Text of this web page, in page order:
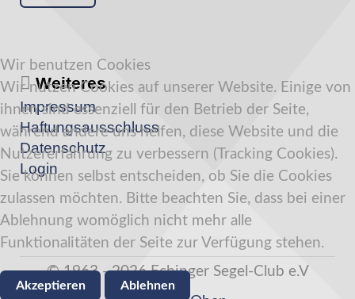
Weiteres
Impressum
Haftungsausschluss
Datenschutz
Login
© 1963 - 2026 Echinger Segel-Club e.V
Wir benutzen Cookies
Wir nutzen Cookies auf unserer Website. Einige von
ihnen sind essenziell für den Betrieb der Seite,
während andere uns helfen, diese Website und die
Nutzererfahrung zu verbessern (Tracking Cookies).
Sie können selbst entscheiden, ob Sie die Cookies
zulassen möchten. Bitte beachten Sie, dass bei einer
Ablehnung womöglich nicht mehr alle
Funktionalitäten der Seite zur Verfügung stehen.
Akzeptieren Ablehnen